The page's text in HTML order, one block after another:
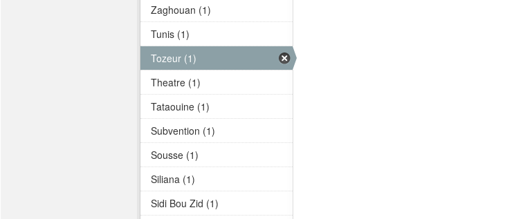
Zaghouan (1)
Tunis (1)
Tozeur (1)
Theatre (1)
Tataouine (1)
Subvention (1)
Sousse (1)
Siliana (1)
Sidi Bou Zid (1)